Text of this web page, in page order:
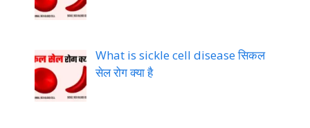
What is sickle cell disease सिकल
सेल रोग क्या है